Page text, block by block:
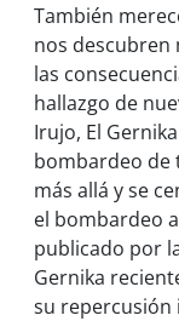
También
nos descubren
las
hallazgo de
Irujo, El
bombardeo
más allá y se
el bombardeo
publicado por
Gernika
su repercusión